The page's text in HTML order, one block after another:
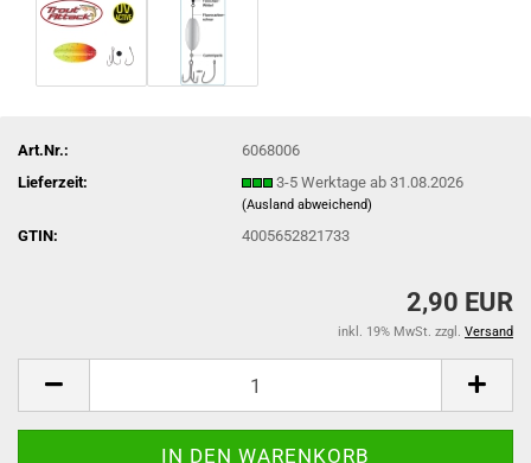
Art.Nr.:
6068006
Lieferzeit:
3-5 Werktage ab 31.08.2026
(Ausland abweichend)
GTIN: 4005652821733
2,90 EUR
inkl. 19% MwSt. zzgl. Versand